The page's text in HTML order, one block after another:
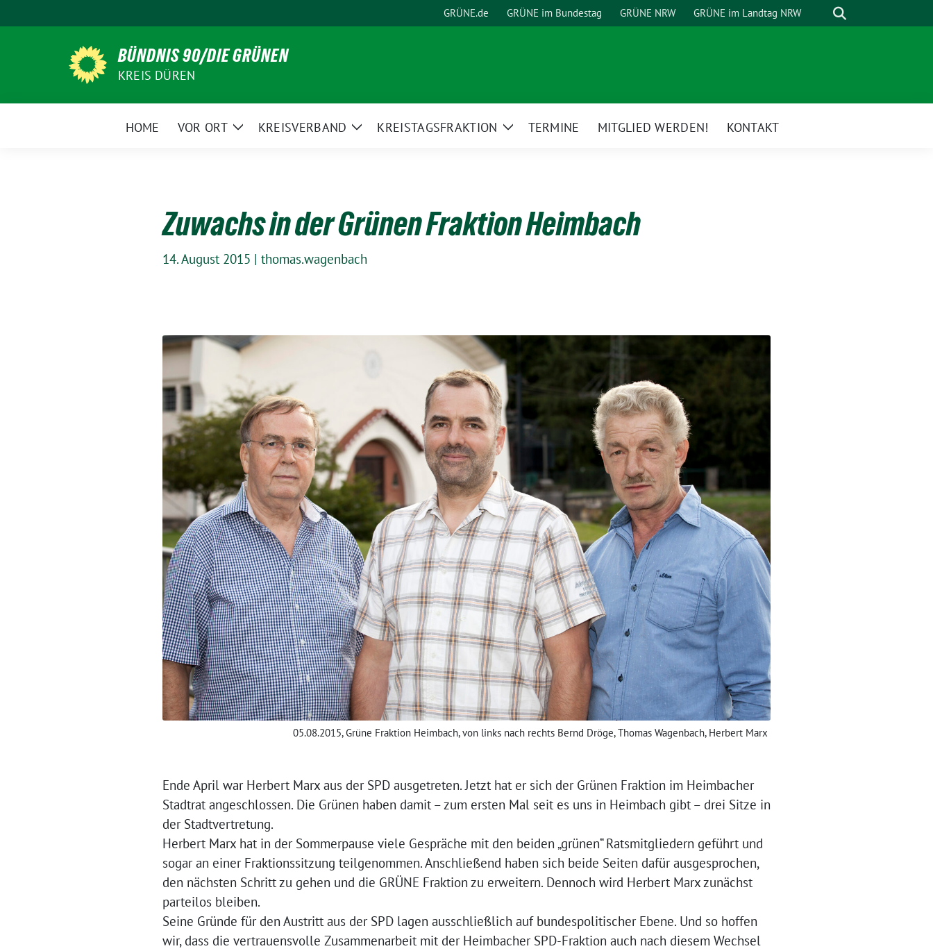
zum
GRÜNE.de GRÜNE im Bundestag GRÜNE NRW GRÜNE im Landtag NRW Suche
BÜNDNIS 90/DIE GRÜNEN
KREIS DÜREN
HOME VOR ORT
ZeigeKREISVERBAND
ZeigeKREISTAGSFRAKTION
ZeigeTERMINE MITGLIED WERDEN! KONTAKT
Zuwachs in der Grünen Fraktion Heimbach
14. August 2015 | thomas.wagenbach
05.08.2015, Grüne Fraktion Heimbach, von links nach rechts Bernd Dröge, Thomas Wagenbach, Herbert Marx
Ende April war Herbert Marx aus der SPD ausgetreten. Jetzt hat er sich der Grünen Fraktion im Heimbacher
Stadtrat angeschlossen. Die Grünen haben damit – zum ersten Mal seit es uns in Heimbach gibt – drei Sitze in
der Stadtvertretung.
Herbert Marx hat in der Sommerpause viele Gespräche mit den beiden „grünen“ Ratsmitgliedern geführt und
sogar an einer Fraktionssitzung teilgenommen. Anschließend haben sich beide Seiten dafür ausgesprochen,
den nächsten Schritt zu gehen und die GRÜNE Fraktion zu erweitern. Dennoch wird Herbert Marx zunächst
parteilos bleiben.
Seine Gründe für den Austritt aus der SPD lagen ausschließlich auf bundespolitischer Ebene. Und so hoffen
wir, dass die vertrauensvolle Zusammenarbeit mit der Heimbacher SPD-Fraktion auch nach diesem Wechsel